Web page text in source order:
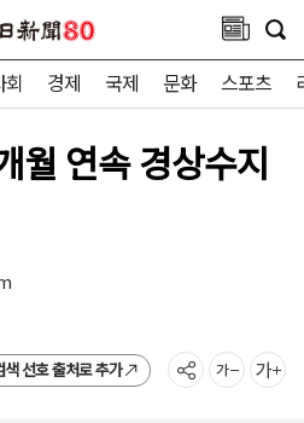
회 경제 국제 문화 스포츠
월 연속 경상수지
색 선호 출처로 추가